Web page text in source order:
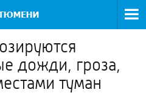
дожди, гроза,
туман